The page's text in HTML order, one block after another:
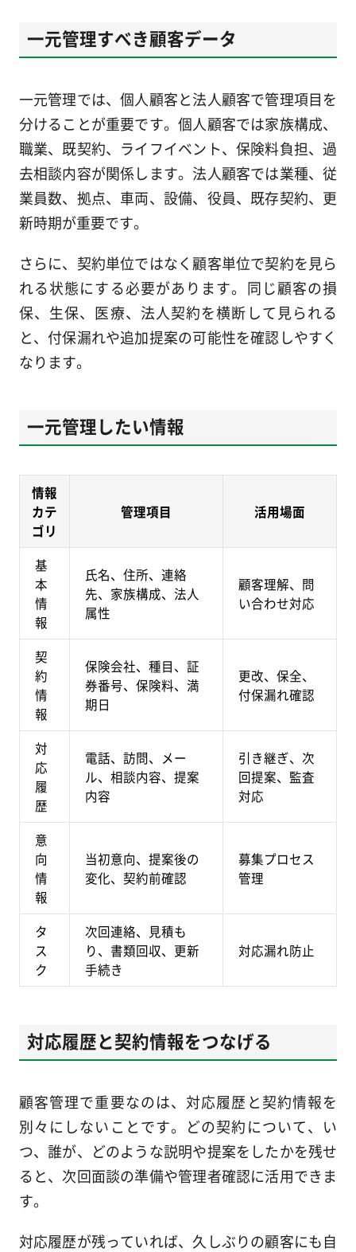
一元管理すべき顧客データ
一元管理では、個人顧客と法人顧客で管理項目を
分けることが重要です。個人顧客では家族構成、
職業、既契約、ライフイベント、保険料負担、過
去相談内容が関係します。法人顧客では業種、従
業員数、拠点、車両、設備、役員、既存契約、更
新時期が重要です。
さらに、契約単位ではなく顧客単位で契約を見ら
れる状態にする必要があります。同じ顧客の損
保、生保、医療、法人契約を横断して見られる
と、付保漏れや追加提案の可能性を確認しやすく
なります。
一元管理したい情報
情報
カテ
ゴリ
管理項目 活用場面
基
本
情
報
氏名、住所、連絡
先、家族構成、法人
属性
顧客理解、問
い合わせ対応
契
約
情
報
保険会社、種目、証
券番号、保険料、満
期日
更改、保全、
付保漏れ確認
対
応
履
歴
電話、訪問、メー
ル、相談内容、提案
内容
引き継ぎ、次
回提案、監査
対応
意
向
情
報
当初意向、提案後の
変化、契約前確認
募集プロセス
管理
タ
ス
ク
次回連絡、見積も
り、書類回収、更新
手続き
対応漏れ防止
対応履歴と契約情報をつなげる
顧客管理で重要なのは、対応履歴と契約情報を
別々にしないことです。どの契約について、い
つ、誰が、どのような説明や提案をしたかを残せ
ると、次回面談の準備や管理者確認に活用できま
す。
対応履歴が残っていれば、久しぶりの顧客にも自